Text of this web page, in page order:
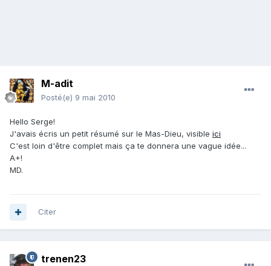
M-adit
Posté(e) 9 mai 2010
Hello Serge!
J'avais écris un petit résumé sur le Mas-Dieu, visible ici
C'est loin d'être complet mais ça te donnera une vague idée...
A+!
MD.
Citer
trenen23